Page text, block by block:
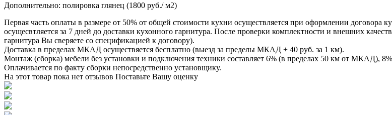
Дополнительно: полировка глянец (1800 руб./ м2)
Первая часть оплаты в размере от 50% от общей стоимости кухни осуществляется при оформлении договора
осущесвтляется за 7 дней до доставки кухонного гарнитура. После проверки комплектности и внешних
гарнитура Вы сверяете со спецификацией к договору).
Доставка в пределах МКАД осуществяется бесплатно (выезд за пределы МКАД + 40 руб. за 1 км).
Монтаж (сборка) мебели без установки и подключения техники составляет 6% (в пределах 50 км от МКАД),
Оплачивается по факту сборки непосредственно установщику.
На этот товар пока нет отзывов Поставьте Вашу оценку